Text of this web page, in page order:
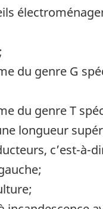
du genre G
du genre T
longueur
c’est-